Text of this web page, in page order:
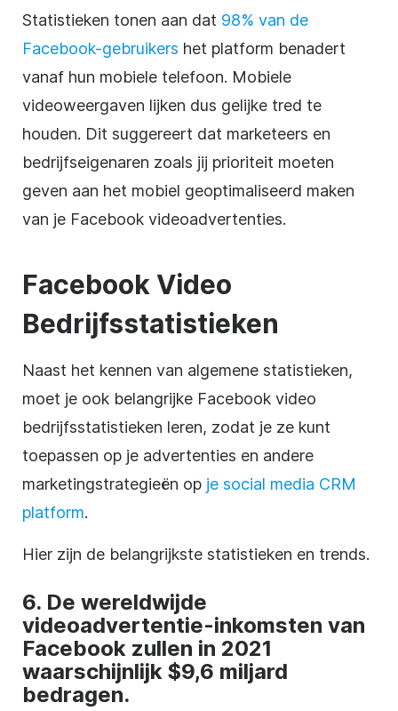
Statistieken tonen aan dat 98% van de
Facebook-gebruikers het platform benadert
vanaf hun mobiele telefoon. Mobiele
videoweergaven lijken dus gelijke tred te
houden. Dit suggereert dat marketeers en
bedrijfseigenaren zoals jij prioriteit moeten
geven aan het mobiel geoptimaliseerd maken
van je Facebook videoadvertenties.
Facebook Video
Bedrijfsstatistieken
Naast het kennen van algemene statistieken,
moet je ook belangrijke Facebook video
bedrijfsstatistieken leren, zodat je ze kunt
toepassen op je advertenties en andere
marketingstrategieën op je social media CRM
platform.
Hier zijn de belangrijkste statistieken en trends.
6. De wereldwijde
videoadvertentie-inkomsten van
Facebook zullen in 2021
waarschijnlijk $9,6 miljard
bedragen.